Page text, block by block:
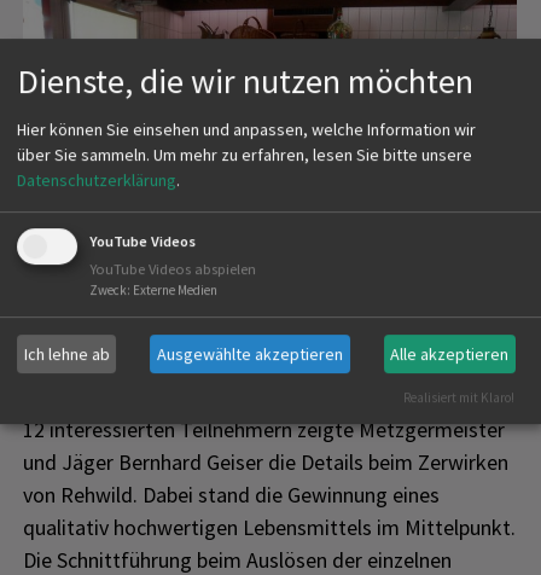
12 interessierten Teilnehmern zeigte Metzgermeister
und Jäger Bernhard Geiser die Details beim Zerwirken
von Rehwild. Dabei stand die Gewinnung eines
qualitativ hochwertigen Lebensmittels im Mittelpunkt.
Die Schnittführung beim Auslösen der einzelnen
Dienste, die wir nutzen möchten
Hier können Sie einsehen und anpassen, welche Information wir
über Sie sammeln. Um mehr zu erfahren, lesen Sie bitte unsere
Datenschutzerklärung.
YouTube Videos
YouTube Videos abspielen
Zweck: Externe Medien
Ich lehne ab Ausgewählte akzeptieren Alle akzeptieren
Realisiert mit Klaro!